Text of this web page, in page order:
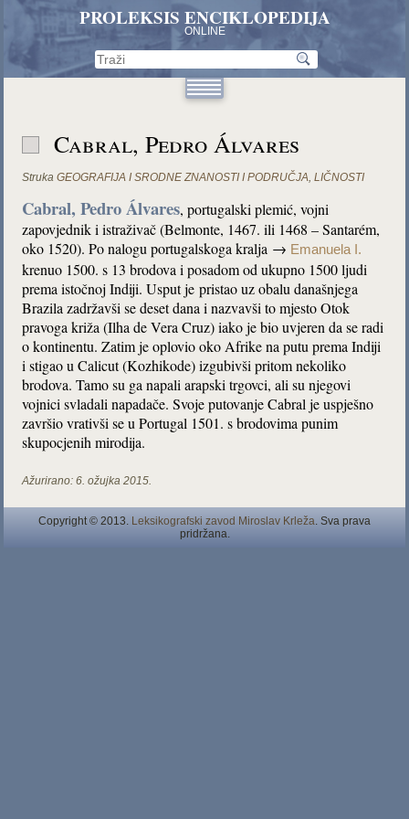
PROLEKSIS ENCIKLOPEDIJA
ONLINE
Cabral, Pedro Álvares
Struka GEOGRAFIJA I SRODNE ZNANOSTI I PODRUČJA,LIČNOSTI
Cabral, Pedro Álvares, portugalski plemić, vojni
zapovjednik i istraživač (Belmonte, 1467. ili 1468 – Santarém,
oko 1520). Po nalogu portugalskoga kralja → Emanuela I.
krenuo 1500. s 13 brodova i posadom od ukupno 1500 ljudi
prema istočnoj Indiji. Usput je pristao uz obalu današnjega
Brazila zadržavši se deset dana i nazvavši to mjesto Otok
pravoga križa (Ilha de Vera Cruz) iako je bio uvjeren da se radi
o kontinentu. Zatim je oplovio oko Afrike na putu prema Indiji
i stigao u Calicut (Kozhikode) izgubivši pritom nekoliko
brodova. Tamo su ga napali arapski trgovci, ali su njegovi
vojnici svladali napadače. Svoje putovanje Cabral je uspješno
završio vrativši se u Portugal 1501. s brodovima punim
skupocjenih mirodija.
Ažurirano: 6. ožujka 2015.
Copyright © 2013. Leksikografski zavod Miroslav Krleža. Sva prava
pridržana.